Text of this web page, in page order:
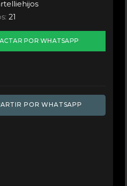
21
POR WHATSAPP
POR WHATSAPP